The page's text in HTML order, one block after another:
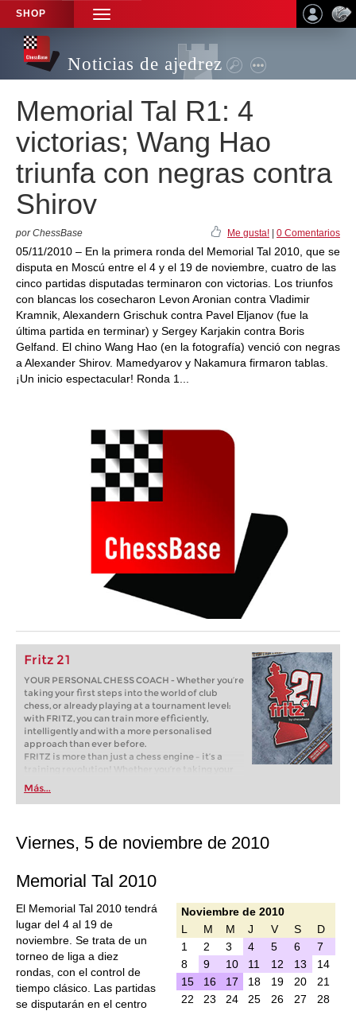
SHOP
TOGGLE
NAVIGATION
Noticias de ajedrez
Memorial Tal R1: 4
victorias; Wang Hao
triunfa con negras contra
Shirov
por ChessBase Me gusta! 0 Comentarios
05/11/2010 – En la primera ronda del Memorial Tal 2010, que se
disputa en Moscú entre el 4 y el 19 de noviembre, cuatro de las
cinco partidas disputadas terminaron con victorias. Los triunfos
con blancas los cosecharon Levon Aronian contra Vladimir
Kramnik, Alexandern Grischuk contra Pavel Eljanov (fue la
última partida en terminar) y Sergey Karjakin contra Boris
Gelfand. El chino Wang Hao (en la fotografía) venció con negras
a Alexander Shirov. Mamedyarov y Nakamura firmaron tablas.
¡Un inicio espectacular! Ronda 1...
Fritz 21
YOUR PERSONAL CHESS COACH - Whether you’re
taking your first steps into the world of club
chess, or already playing at a tournament level:
with FRITZ, you can train more efficiently,
intelligently and with a more personalised
approach than ever before.
FRITZ is more than just a chess engine – it’s a
training revolution! Whether you’re taking your
first steps into the world of club chess, or already
playing at a tournament level: with FRITZ, you can
train more efficiently, intelligently and with a
Más...
Viernes, 5 de noviembre de 2010
Memorial Tal 2010
Noviembre de 2010
L
M M J V S
D
1
2 3 4 5 6
7
8
9 10 11 12 13
14
15
16 17 18 19 20
21
22
23 24 25 26 27 28
El Memorial Tal 2010 tendrá
lugar del 4 al 19 de
noviembre. Se trata de un
torneo de liga a diez
rondas, con el control de
tiempo clásico. Las partidas
se disputarán en el centro